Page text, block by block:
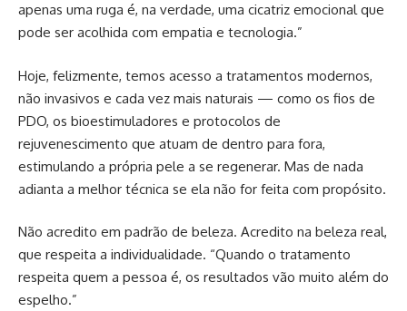
apenas uma ruga é, na verdade, uma cicatriz emocional que
pode ser acolhida com empatia e tecnologia.”
Hoje, felizmente, temos acesso a tratamentos modernos,
não invasivos e cada vez mais naturais — como os fios de
PDO, os bioestimuladores e protocolos de
rejuvenescimento que atuam de dentro para fora,
estimulando a própria pele a se regenerar. Mas de nada
adianta a melhor técnica se ela não for feita com propósito.
Não acredito em padrão de beleza. Acredito na beleza real,
que respeita a individualidade. “Quando o tratamento
respeita quem a pessoa é, os resultados vão muito além do
espelho.”